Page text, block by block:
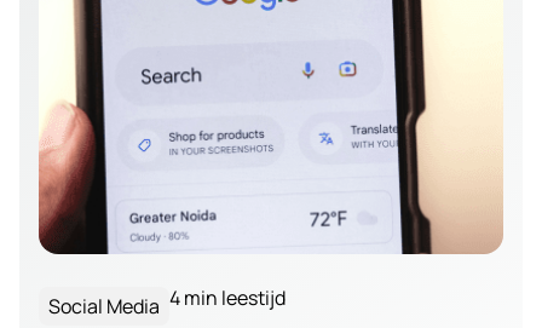
Social Media 4 min leestijd